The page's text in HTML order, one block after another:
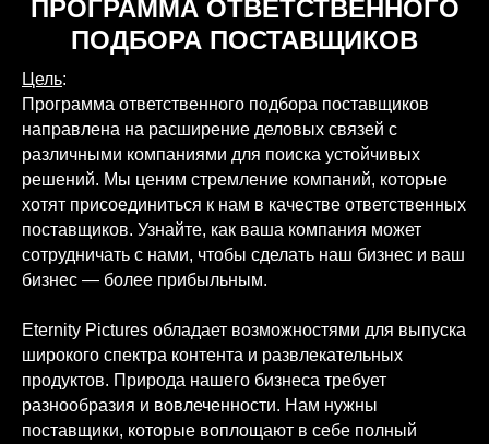
ПРОГРАММА ОТВЕТСТВЕННОГО
ПОДБОРА ПОСТАВЩИКОВ
Цель:
Программа ответственного подбора поставщиков
направлена на расширение деловых связей с
различными компаниями для поиска устойчивых
решений. Мы ценим стремление компаний, которые
хотят присоединиться к нам в качестве ответственных
поставщиков. Узнайте, как ваша компания может
сотрудничать с нами, чтобы сделать наш бизнес и ваш
бизнес — более прибыльным.
Eternity Pictures обладает возможностями для выпуска
широкого спектра контента и развлекательных
продуктов. Природа нашего бизнеса требует
разнообразия и вовлеченности. Нам нужны
поставщики, которые воплощают в себе полный